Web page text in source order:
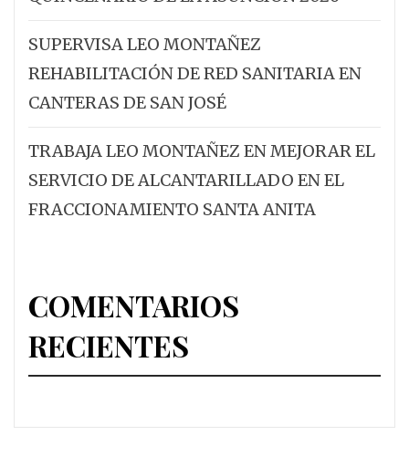
SUPERVISA LEO MONTAÑEZ
REHABILITACIÓN DE RED SANITARIA EN
CANTERAS DE SAN JOSÉ
TRABAJA LEO MONTAÑEZ EN MEJORAR EL
SERVICIO DE ALCANTARILLADO EN EL
FRACCIONAMIENTO SANTA ANITA
COMENTARIOS
RECIENTES